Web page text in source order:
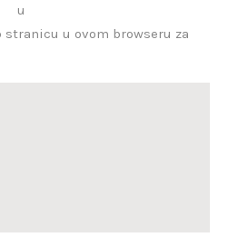
u
u ovom browseru za